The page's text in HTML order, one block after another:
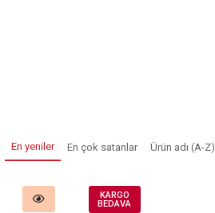
En yeniler En çok satanlar Ürün adı (A-Z)
KARGO
BEDAVA